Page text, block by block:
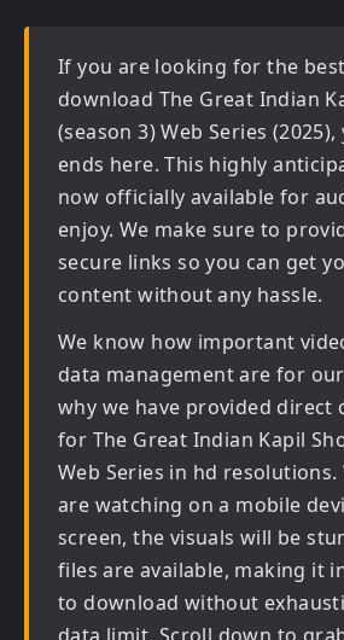
If you are looking for the
download The Great Indian
(season 3) Web Series (2025),
ends here. This highly
now officially available for
enjoy. We make sure to
secure links so you can get
content without any hassle.
We know how important
data management are for
why we have provided direct
for The Great Indian Kapil
Web Series in hd resolutions.
are watching on a mobile
screen, the visuals will be
files are available, making it
to download without